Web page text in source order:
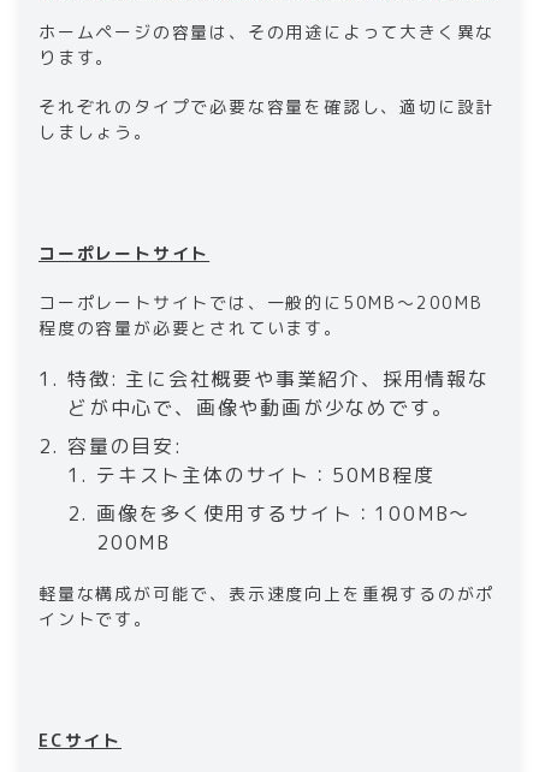
ホームページの容量は、その用途によって大きく異な
ります。
それぞれのタイプで必要な容量を確認し、適切に設計
しましょう。
コーポレートサイト
コーポレートサイトでは、一般的に50MB～200MB
程度の容量が必要とされています。
特徴: 主に会社概要や事業紹介、採用情報な
どが中心で、画像や動画が少なめです。
容量の目安:
テキスト主体のサイト：50MB程度
画像を多く使用するサイト：100MB～
200MB
軽量な構成が可能で、表示速度向上を重視するのがポ
イントです。
ECサイト